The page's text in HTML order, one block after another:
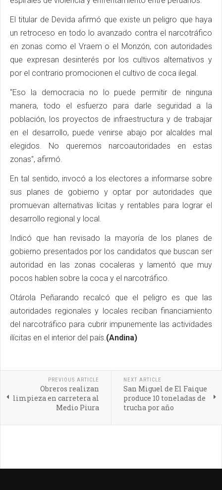
El titular de Devida afirmó que existe un peligro que haya
un retroceso en todo lo avanzado contra el narcotráfico
en zonas como el Vraem o el Monzón, con autoridades
que expresan desinterés por los cultivos alternativos y
por el contrario promocionen el cultivo de coca ilegal.
"Eso la democracia no lo puede permitir de ninguna
manera, todo el esfuerzo para darle seguridad a la
población, los proyectos de infraestructura y de trabajar
en el desarrollo, puede venirse abajo por alcaldes mal
elegidos. No queremos narcoautoridades en estas
zonas", afirmó.
En tal sentido, invocó a los electores a informarse sobre
sus planes de gobierno y optar por autoridades que
promuevan alternativas lícitas y rentables para lograr el
desarrollo regional y local.
Indicó que han revisado la mayoría de los planes de
gobierno presentados por los candidatos que buscan ser
autoridad en las zonas cocaleras y lamentó que muy
pocos hablen sobre la coca y el narcotráfico.
Otárola Peñarando recalcó que el peligro es que las
autoridades regionales y locales reciban financiamiento
del narcotráfico para cubrir impunemente las actividades
ilícitas en el interior del país.(Andina)
PREVIOUS ARTICLE
Obreros realizan
limpieza en carretera al
Medio Piura
NEXT ARTICLE
San Miguel de El Faique
produce 10 toneladas de
trucha por año